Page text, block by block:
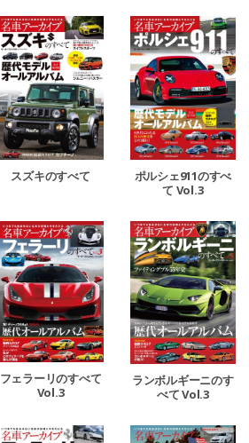
スズキのすべて
ポルシェ911のすべ
て Vol.3
フェラーリのすべて
Vol.3
ランボルギーニのす
べて Vol.3